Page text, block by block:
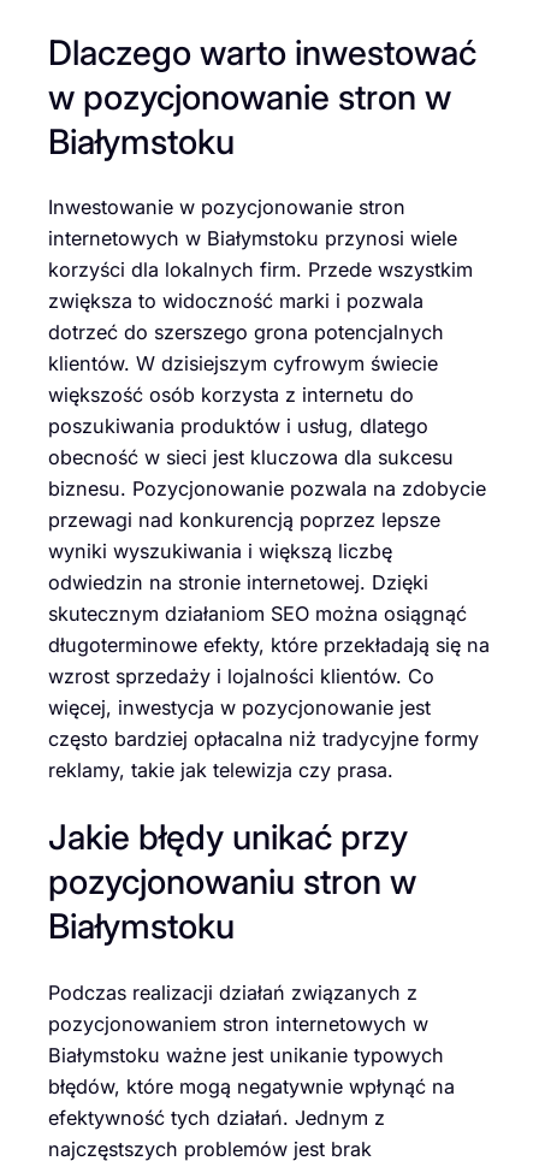
Dlaczego warto inwestować
w pozycjonowanie stron w
Białymstoku
Inwestowanie w pozycjonowanie stron
internetowych w Białymstoku przynosi wiele
korzyści dla lokalnych firm. Przede wszystkim
zwiększa to widoczność marki i pozwala
dotrzeć do szerszego grona potencjalnych
klientów. W dzisiejszym cyfrowym świecie
większość osób korzysta z internetu do
poszukiwania produktów i usług, dlatego
obecność w sieci jest kluczowa dla sukcesu
biznesu. Pozycjonowanie pozwala na zdobycie
przewagi nad konkurencją poprzez lepsze
wyniki wyszukiwania i większą liczbę
odwiedzin na stronie internetowej. Dzięki
skutecznym działaniom SEO można osiągnąć
długoterminowe efekty, które przekładają się na
wzrost sprzedaży i lojalności klientów. Co
więcej, inwestycja w pozycjonowanie jest
często bardziej opłacalna niż tradycyjne formy
reklamy, takie jak telewizja czy prasa.
Jakie błędy unikać przy
pozycjonowaniu stron w
Białymstoku
Podczas realizacji działań związanych z
pozycjonowaniem stron internetowych w
Białymstoku ważne jest unikanie typowych
błędów, które mogą negatywnie wpłynąć na
efektywność tych działań. Jednym z
najczęstszych problemów jest brak